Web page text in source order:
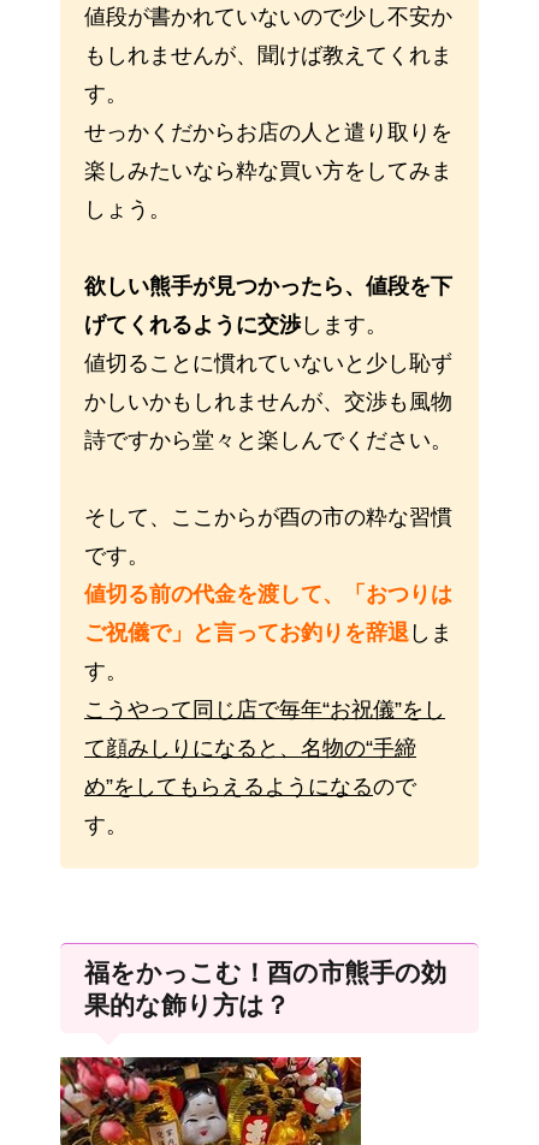
値段が書かれていないので少し不安か
もしれませんが、聞けば教えてくれま
す。
せっかくだからお店の人と遣り取りを
楽しみたいなら粋な買い方をしてみま
しょう。
欲しい熊手が見つかったら、値段を下
げてくれるように交渉します。
値切ることに慣れていないと少し恥ず
かしいかもしれませんが、交渉も風物
詩ですから堂々と楽しんでください。
そして、ここからが酉の市の粋な習慣
です。
値切る前の代金を渡して、「おつりは
ご祝儀で」と言ってお釣りを辞退 しま
す。
こうやって同じ店で毎年“お祝儀”をし
て顔みしりになると、名物の“手締
め”をしてもらえるようになるので
す。
福をかっこむ！酉の市熊手の効
果的な飾り方は？